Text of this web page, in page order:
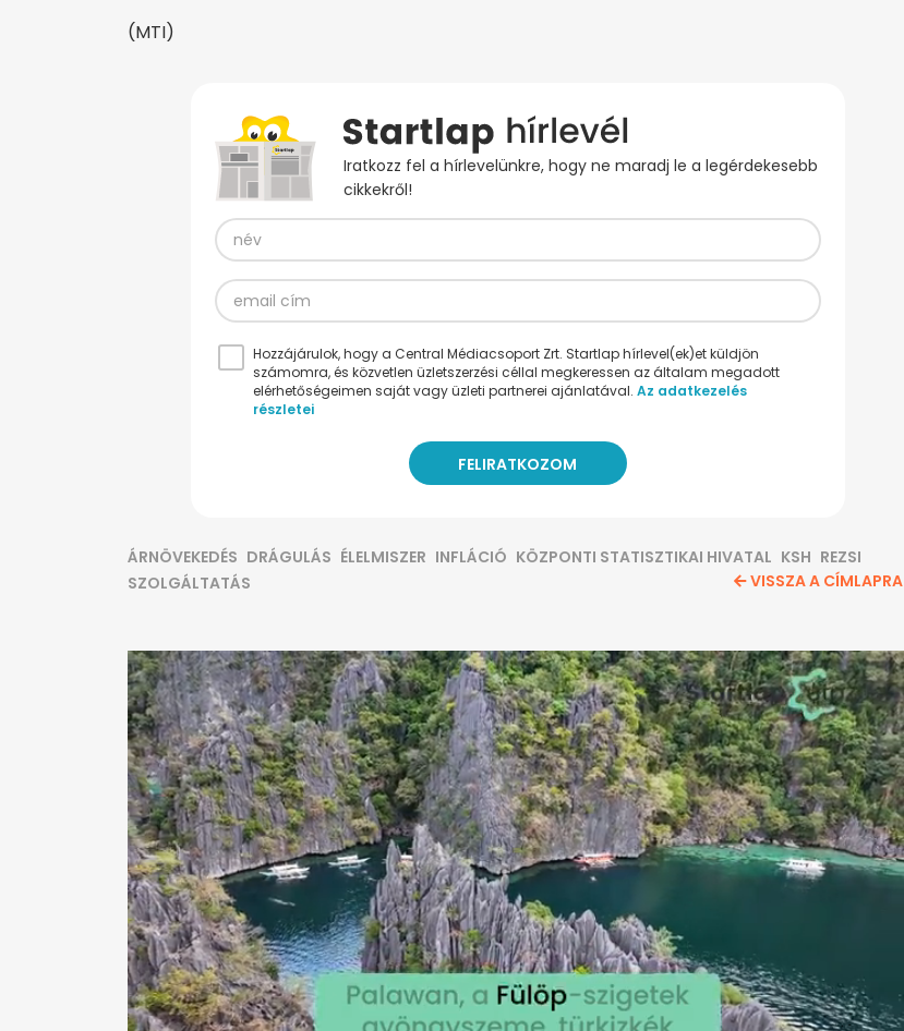
(MTI)
Iratkozz fel a hírlevelünkre, hogy ne maradj le a legérdekesebb
cikkekről!
Hozzájárulok, hogy a Central Médiacsoport Zrt. Startlap hírlevel(ek)et küldjön
számomra, és közvetlen üzletszerzési céllal megkeressen az általam megadott
elérhetőségeimen saját vagy üzleti partnerei ajánlatával. Az adatkezelés
részletei
ÁRNÖVEKEDÉS DRÁGULÁS ÉLELMISZER INFLÁCIÓ KÖZPONTI STATISZTIKAI HIVATAL KSH REZSI
SZOLGÁLTATÁS
VISSZA A CÍMLAPRA